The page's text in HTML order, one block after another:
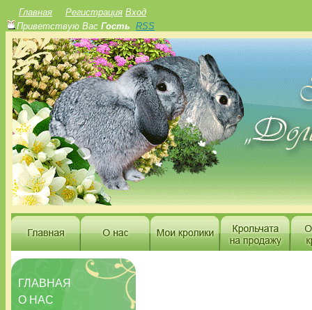
Главная Регистрация Вход
Приветствую Вас Гость RSS
ГЛАВНАЯ
О НАС